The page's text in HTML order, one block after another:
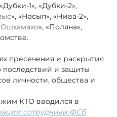
1», «Дубки-2»,
», «Насып», «Нива-2»,
Ошхамахо», «Поляна»,
пресечения и раскрытия
последствий и защиты
личности, общества и
КТО вводился в
сотрудники ФСБ